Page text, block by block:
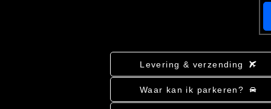
Levering & verzending
Waar kan ik parkeren?